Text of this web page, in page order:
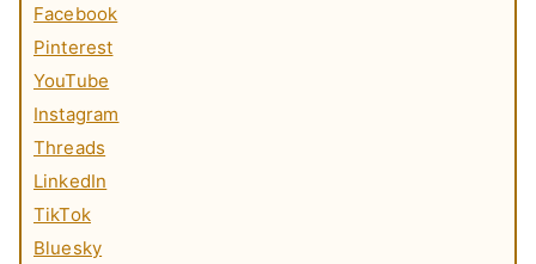
Facebook
Pinterest
YouTube
Instagram
Threads
LinkedIn
TikTok
Bluesky